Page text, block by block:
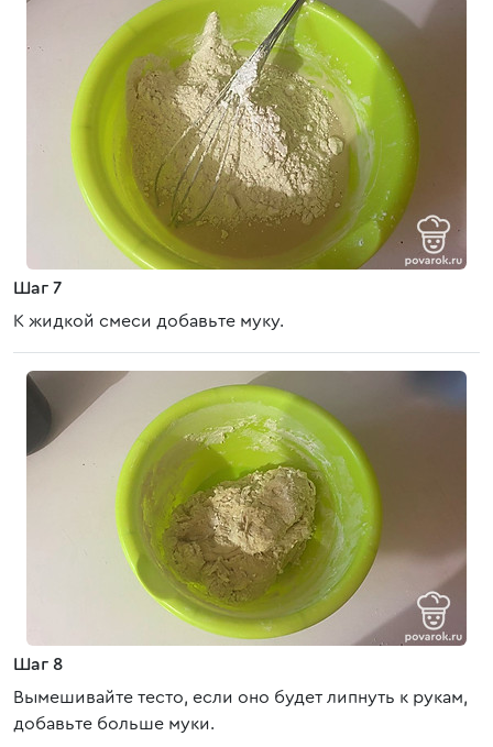
Шаг 7
К жидкой смеси добавьте муку.
Шаг 8
Вымешивайте тесто, если оно будет липнуть к рукам,
добавьте больше муки.